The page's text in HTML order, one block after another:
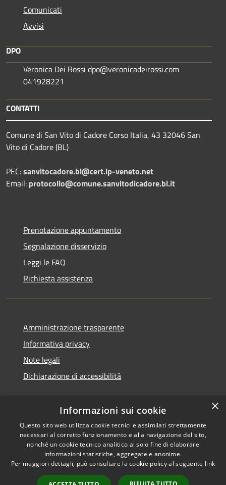
Comunicati
Avvisi
DPO
Veronica Dei Rossi dpo@veronicadeirossi.com
041928221
CONTATTI
Comune di San Vito di Cadore Corso Italia, 43 32046 San
Vito di Cadore (BL)
PEC:sanvitocadore.bl@cert.ip-veneto.net
Email: protocollo@comune.sanvitodicadore.bl.it
Prenotazione appuntamento
Segnalazione disservizio
Leggi le FAQ
Richiesta assistenza
Amministrazione trasparente
Informativa privacy
Note legali
Dichiarazione di accessibilità
RSS
Accessibilità
Copyright © 2026 • Comune di
×
Informazioni sui cookie
Questo sito web utilizza cookie tecnici e assimilati strettamente
necessari al corretto funzionamento e alla navigazione del sito,
nonché un cookie tecnico analitico al solo fine di elaborare
informazioni statistiche, aggregate e anonime.
Per maggiori dettagli, può consultare la cookie policy al seguente link